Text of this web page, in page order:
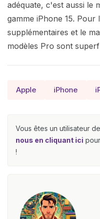
adéquate, c'est aussi le
gamme iPhone 15.
supplémentaires et le
modèles Pro sont
Apple iPhone
Vous êtes un utilisateur
nous en cliquant ici
!